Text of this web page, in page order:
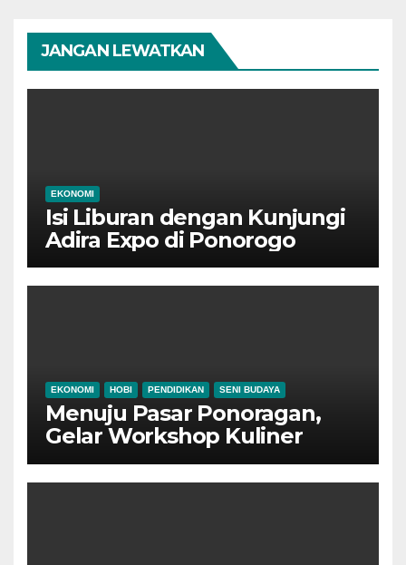
JANGAN LEWATKAN
EKONOMI
Isi Liburan dengan Kunjungi
Adira Expo di Ponorogo
EKONOMI HOBI PENDIDIKAN SENI BUDAYA
Menuju Pasar Ponoragan,
Gelar Workshop Kuliner
Tradisional Ponorogo